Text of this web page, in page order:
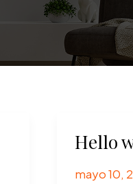
Hello
mayo 10,